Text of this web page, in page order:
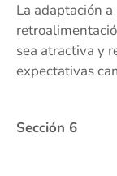
La adaptación
sea atractiva y
expectativas
Sección 6